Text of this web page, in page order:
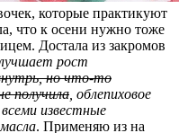
которые практикуют
что к осени нужно тоже
Достала из закромов
рост
но что-то
получила , облепиховое
известные
. Применяю из на